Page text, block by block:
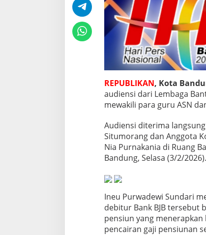
G
u
r
u
S
N
s
a
l
K
r
d
i
t
B
a
J
B
REPUBLIKAN, Kota
audiensi dari Lembaga
mewakili para guru ASN
Audiensi diterima langsung
Situmorang dan Anggota
Nia Purnakania di Ruang
Bandung, Selasa (3/2/2026).
Ineu Purwadewi Sundari
debitur Bank BJB tersebut
pensiun yang
pencairan gaji pensiunan